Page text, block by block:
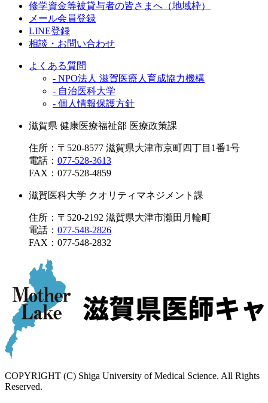
修学資金等被貸与者の皆さまへ（地域枠）
メール会員登録
LINE登録
相談・お問い合わせ
よくある質問
- NPO法人 滋賀医療人育成協力機構
- 自治医科大学
- 個人情報保護方針
滋賀県 健康医療福祉部 医療政策課
住所：〒520-8577 滋賀県大津市京町四丁目1番1号
電話： 077-528-3613
FAX： 077-528-4859
滋賀医科大学 クオリティマネジメント課
住所：〒520-2192 滋賀県大津市瀬田月輪町
電話： 077-548-2826
FAX： 077-548-2832
COPYRIGHT (C) Shiga University of Medical Science. All Rights
Reserved.